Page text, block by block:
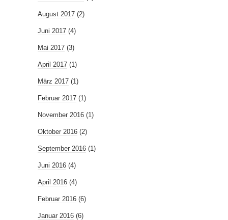
August 2017 (2)
Juni 2017 (4)
Mai 2017 (3)
April 2017 (1)
März 2017 (1)
Februar 2017 (1)
November 2016 (1)
Oktober 2016 (2)
September 2016 (1)
Juni 2016 (4)
April 2016 (4)
Februar 2016 (6)
Januar 2016 (6)